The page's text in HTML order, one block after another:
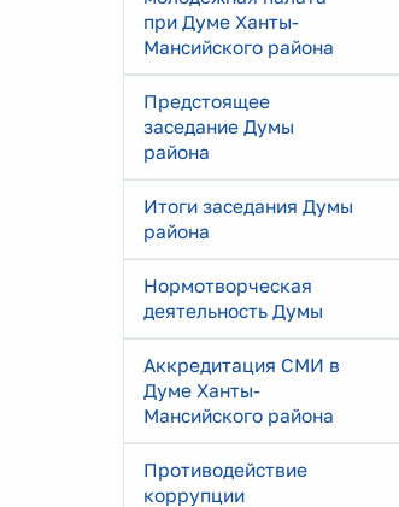
при Думе Ханты-
Мансийского района
Предстоящее
заседание Думы
района
Итоги заседания Думы
района
Нормотворческая
деятельность Думы
Аккредитация СМИ в
Думе Ханты-
Мансийского района
Противодействие
коррупции